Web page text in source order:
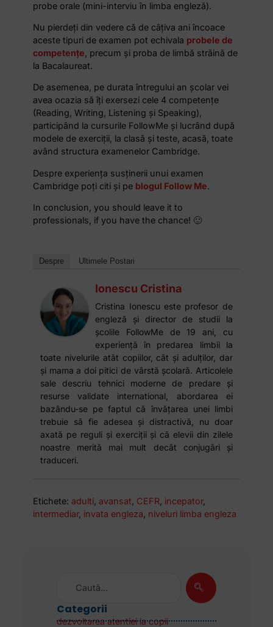
probe orale (mini-interviu în limba engleză).
Nu pierdeți din vedere că de câțiva ani încoace
aceste tipuri de examen pot echivala probele de
competențe, precum și proba de limbă străină de
la Bacalaureat.
De asemenea, pe durata întregului an școlar vei
avea ocazia să îți exersezi cele 4 competențe
(Reading, Writing, Listening și Speaking),
participând la cursurile FollowMe și lucrând după
modele de exerciții, la clasă și teste, acasă, toate
având structura examenelor Cambridge.
Despre experiența susținerii unui examen
Cambridge poți citi și pe blogul Follow Me.
In conclusion, you should leave it to
professionals, if you have the chance! 🙂
Despre Ultimele Postari
Ionescu Cristina
Cristina Ionescu este profesor de
engleză și director de studii la
școlile FollowMe de 19 ani, cu
experiență în predarea limbii la
toate nivelurile atât copiilor, cât și adulților, dar
și mama a doi pitici de vârstă școlară. Articolele
sale descriu tehnici moderne de predare și
resurse validate international, abordarea ei
bazându-se pe faptul că învățarea unei limbi
trebuie să fie adesea și distractivă, nu doar
axată pe reguli și exerciții și că elevii din zilele
noastre merită mai mult decât conjugări și
traduceri.
Etichete: adulti, avansat, CEFR, incepator,
intermediar, invata engleza, niveluri limba engleza
Categorii
dezvoltarea atentiei la copii